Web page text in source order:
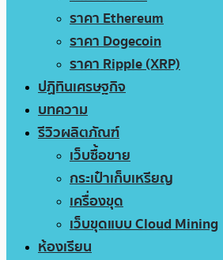
ราคา Ethereum
ราคา Dogecoin
ราคา Ripple (XRP)
ปฏิทินเศรษฐกิจ
บทความ
รีวิวผลิตภัณฑ์
เว็บซื้อขาย
กระเป๋าเก็บเหรียญ
เครื่องขุด
เว็บขุดแบบ Cloud Mining
ห้องเรียน